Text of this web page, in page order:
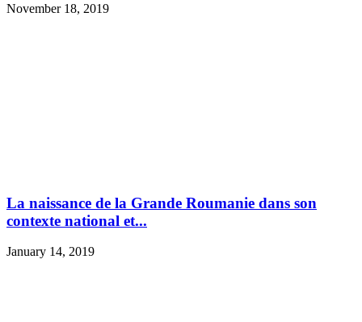
November 18, 2019
La naissance de la Grande Roumanie dans son
contexte national et...
January 14, 2019